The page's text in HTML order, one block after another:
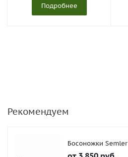
Подробнее
Рекомендуем
Босоножки Semler